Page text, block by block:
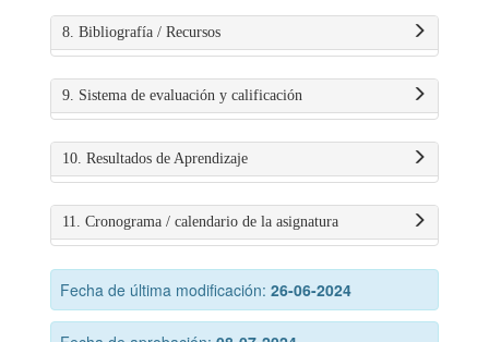
8. Bibliografía / Recursos
9. Sistema de evaluación y calificación
10. Resultados de Aprendizaje
11. Cronograma / calendario de la asignatura
Fecha de última modificación: 26-06-2024